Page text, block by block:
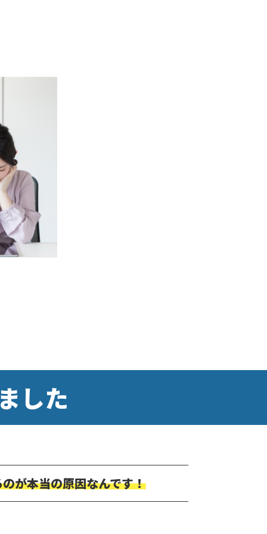
した
が本当の原因なんです！